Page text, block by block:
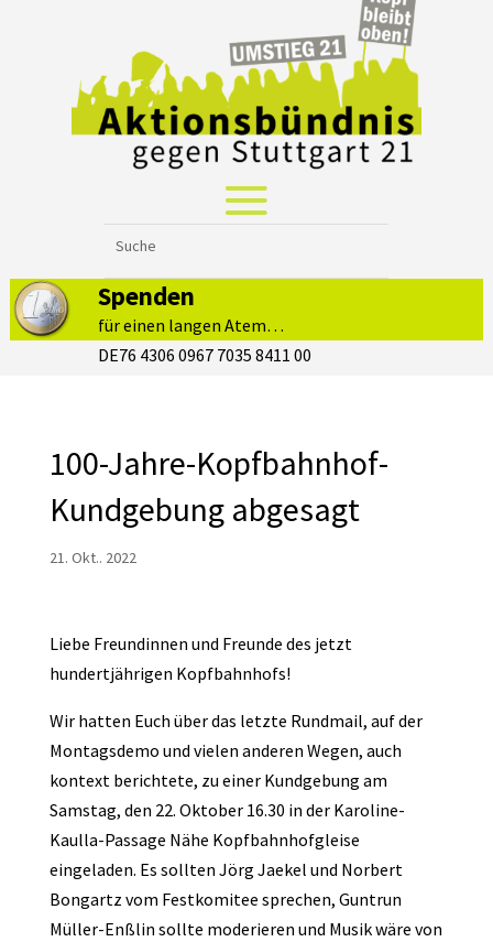
Spenden
für einen langen Atem…
DE76 4306 0967 7035 8411 00
100-Jahre-Kopfbahnhof-
Kundgebung abgesagt
21. Okt.. 2022
Liebe Freundinnen und Freunde des jetzt
hundertjährigen Kopfbahnhofs!
Wir hatten Euch über das letzte Rundmail, auf der
Montagsdemo und vielen anderen Wegen, auch
kontext berichtete, zu einer Kundgebung am
Samstag, den 22. Oktober 16.30 in der Karoline-
Kaulla-Passage Nähe Kopfbahnhofgleise
eingeladen. Es sollten Jörg Jaekel und Norbert
Bongartz vom Festkomitee sprechen, Guntrun
Müller-Enßlin sollte moderieren und Musik wäre von